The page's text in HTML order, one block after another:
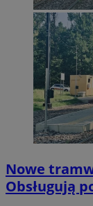
Nowe
Obsługują